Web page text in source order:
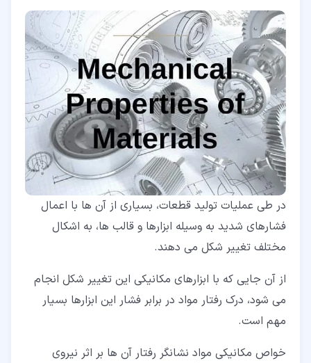
۲‏-‏۸‏- خزش (Creep)
۲‏-‏۹‏- برجهندگی (Resilience)
۲‏-‏۱۰‏- خستگی در خواص مکانیکی مواد (Fatigue)
در طی عملیات تولید قطعات، بسیاری از آن ها با اعمال
فشارهای شدید به وسیله ابزارها و قالب ها، به اشکال
مختلف تغییر شکل می دهند.
از آن جایی که با ابزارهای مکانیکی این تغییر شکل انجام
می شود، درک رفتار مواد در برابر فشار این ابزارها بسیار
مهم است.
خواص مکانیکی مواد نشانگر رفتار آن ها بر اثر نیروی